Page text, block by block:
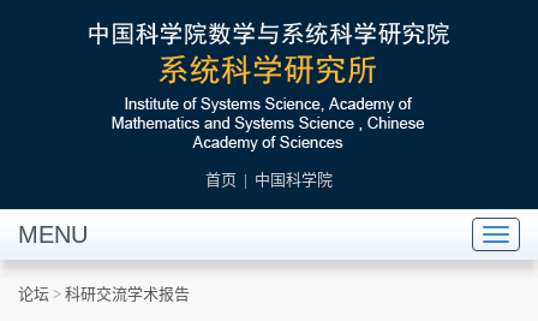
首页 | 中国科学院
MENU
论坛 > 科研交流学术报告